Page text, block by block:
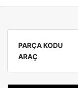
PARÇA KODU
ARAÇ